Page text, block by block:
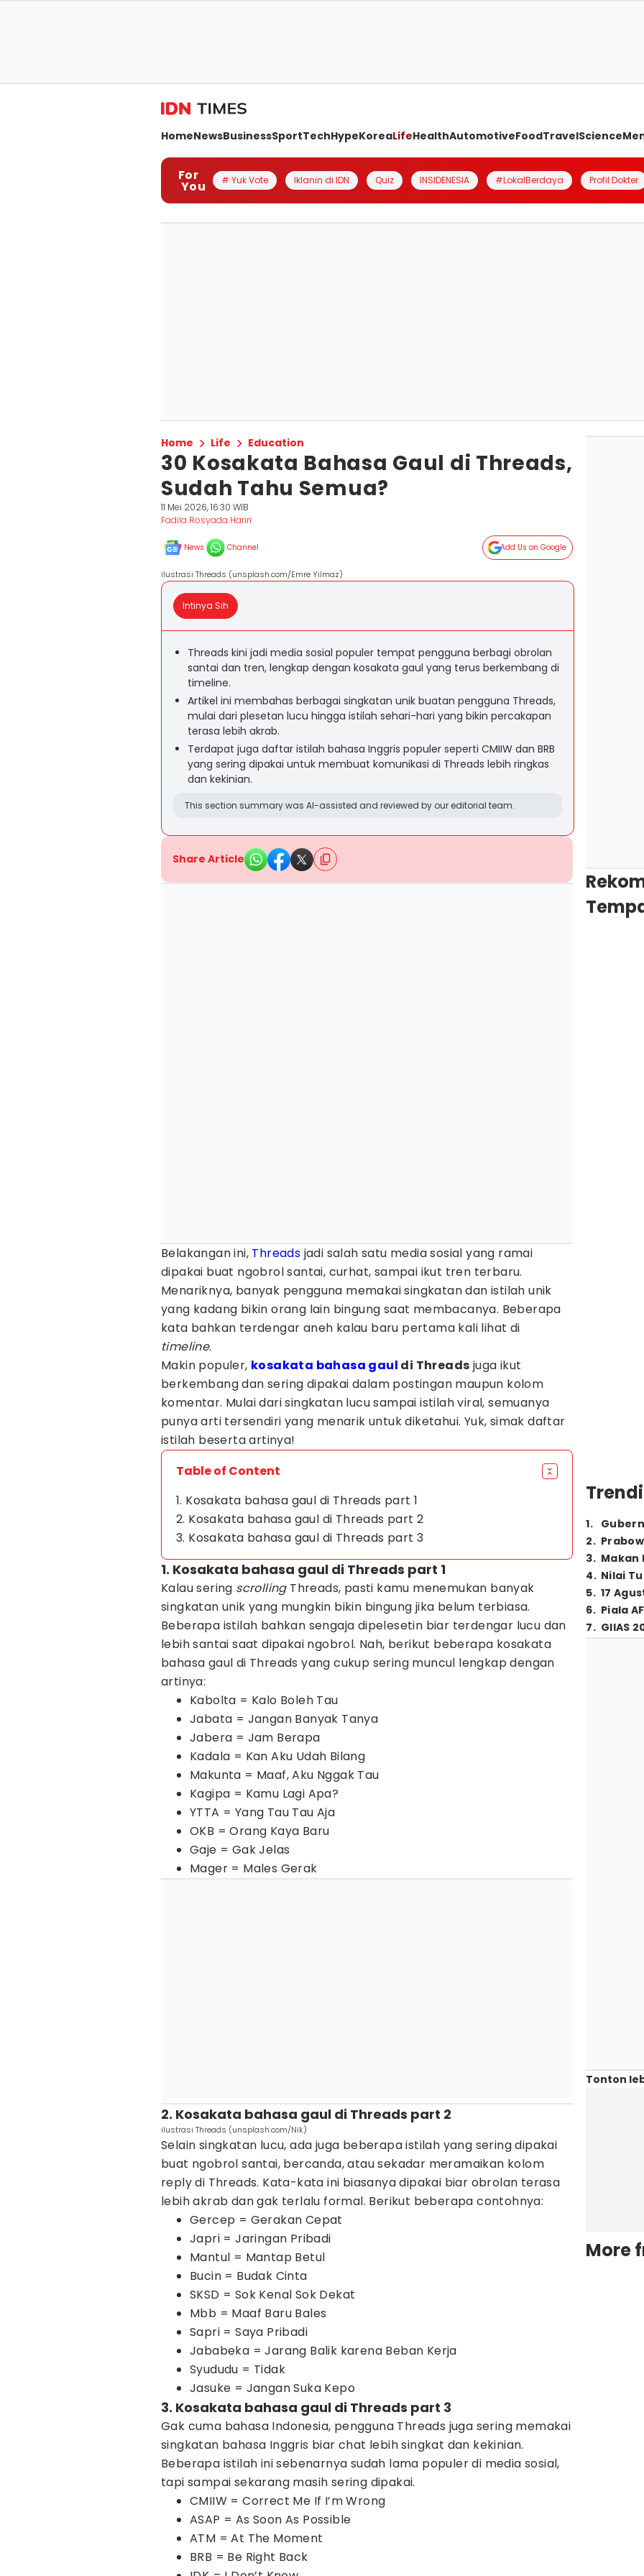
HomeNewsBusinessSportTechHypeKoreaLifeHealthAutomotiveFoodTravelScience
For
You # Yuk Vote Iklanin di IDN Quiz INSIDENESIA #LokalBerdaya Profil Dokter
Home Life Education
30 Kosakata Bahasa Gaul di Threads,
Sudah Tahu Semua?
11 Mei 2026, 16:30 WIB
Fadila Rosyada Hariri
News Channel Add Us on Google
ilustrasi Threads (unsplash.com/Emre Yilmaz)
Intinya Sih
Threads kini jadi media sosial populer tempat pengguna berbagi obrolan
santai dan tren, lengkap dengan kosakata gaul yang terus berkembang di
timeline.
Artikel ini membahas berbagai singkatan unik buatan pengguna Threads,
mulai dari plesetan lucu hingga istilah sehari-hari yang bikin percakapan
terasa lebih akrab.
Terdapat juga daftar istilah bahasa Inggris populer seperti CMIIW dan BRB
yang sering dipakai untuk membuat komunikasi di Threads lebih ringkas
dan kekinian.
This section summary was AI-assisted and reviewed by our editorial team.
Share Article
Belakangan ini, Threads jadi salah satu media sosial yang ramai
dipakai buat ngobrol santai, curhat, sampai ikut tren terbaru.
Menariknya, banyak pengguna memakai singkatan dan istilah unik
yang kadang bikin orang lain bingung saat membacanya. Beberapa
kata bahkan terdengar aneh kalau baru pertama kali lihat di
timeline.
Makin populer, kosakata bahasa gaul di Threads juga ikut
berkembang dan sering dipakai dalam postingan maupun kolom
komentar. Mulai dari singkatan lucu sampai istilah viral, semuanya
punya arti tersendiri yang menarik untuk diketahui. Yuk, simak daftar
istilah beserta artinya!
Table of Content
1. Kosakata bahasa gaul di Threads part 1
2. Kosakata bahasa gaul di Threads part 2
3. Kosakata bahasa gaul di Threads part 3
1. Kosakata bahasa gaul di Threads part 1
Kalau sering scrolling Threads, pasti kamu menemukan banyak
singkatan unik yang mungkin bikin bingung jika belum terbiasa.
Beberapa istilah bahkan sengaja dipelesetin biar terdengar lucu dan
lebih santai saat dipakai ngobrol. Nah, berikut beberapa kosakata
bahasa gaul di Threads yang cukup sering muncul lengkap dengan
artinya:
Kabolta = Kalo Boleh Tau
Jabata = Jangan Banyak Tanya
Jabera = Jam Berapa
Kadala = Kan Aku Udah Bilang
Makunta = Maaf, Aku Nggak Tau
Kagipa = Kamu Lagi Apa?
YTTA = Yang Tau Tau Aja
OKB = Orang Kaya Baru
Gaje = Gak Jelas
Mager = Males Gerak
2. Kosakata bahasa gaul di Threads part 2
ilustrasi Threads (unsplash.com/Nik)
Selain singkatan lucu, ada juga beberapa istilah yang sering dipakai
buat ngobrol santai, bercanda, atau sekadar meramaikan kolom
reply di Threads. Kata-kata ini biasanya dipakai biar obrolan terasa
lebih akrab dan gak terlalu formal. Berikut beberapa contohnya:
Gercep = Gerakan Cepat
Japri = Jaringan Pribadi
Mantul = Mantap Betul
Bucin = Budak Cinta
SKSD = Sok Kenal Sok Dekat
Mbb = Maaf Baru Bales
Sapri = Saya Pribadi
Jababeka = Jarang Balik karena Beban Kerja
Syududu = Tidak
Jasuke = Jangan Suka Kepo
3. Kosakata bahasa gaul di Threads part 3
Gak cuma bahasa Indonesia, pengguna Threads juga sering memakai
singkatan bahasa Inggris biar chat lebih singkat dan kekinian.
Beberapa istilah ini sebenarnya sudah lama populer di media sosial,
tapi sampai sekarang masih sering dipakai.
CMIIW = Correct Me If I’m Wrong
ASAP = As Soon As Possible
ATM = At The Moment
BRB = Be Right Back
1.
2.
3. Makan
4. Nilai
5. 17
6. Piala
7. GIIAS
Tonton
More